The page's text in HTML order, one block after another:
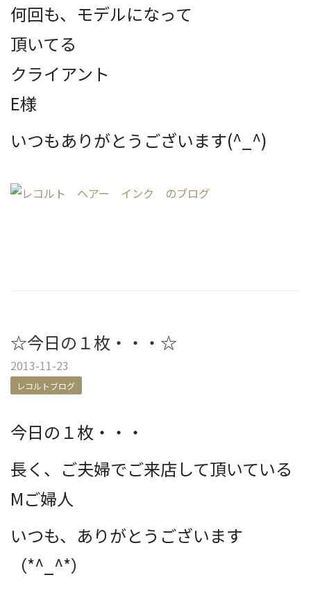
何回も、モデルになって
頂いてる
クライアント
E様
いつもありがとうございます(^_^)
☆今日の１枚・・・☆
2013-11-23
レコルトブログ
今日の１枚・・・
長く、ご夫婦でご来店して頂いている
Mご婦人
いつも、ありがとうございます
（*^_^*）